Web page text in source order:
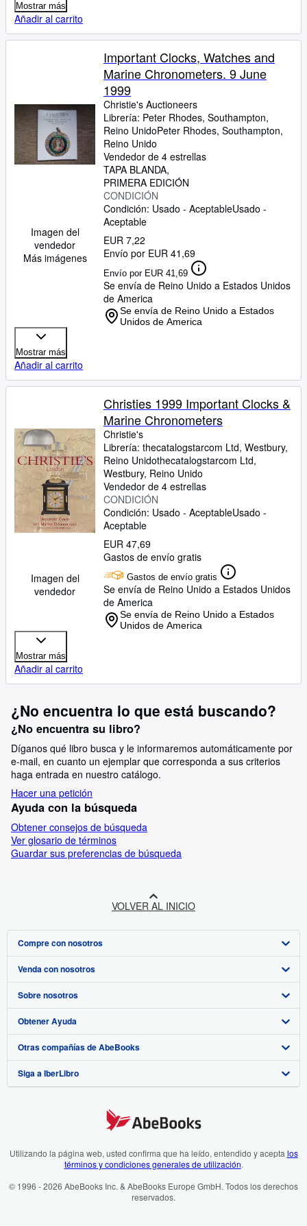
Mostrar más
Añadir al carrito
Imagen del
vendedor
Más imágenes
Important Clocks, Watches and
Marine Chronometers. 9 June
1999
Christie's Auctioneers
Librería: Peter Rhodes, Southampton,
Reino UnidoPeter Rhodes, Southampton,
Reino Unido
Vendedor de 4 estrellas
TAPA BLANDA
PRIMERA EDICIÓN
CONDICIÓN
Condición: Usado - AceptableUsado -
Aceptable
EUR 7,22
Envío por EUR 41,69
Envío por EUR 41,69
Se envía de Reino Unido a Estados Unidos
de America
Se envía de Reino Unido a Estados
Unidos de America
Mostrar más
Añadir al carrito
Imagen del
vendedor
Christies 1999 Important Clocks &
Marine Chronometers
Christie's
Librería: thecatalogstarcom Ltd, Westbury,
Reino Unidothecatalogstarcom Ltd,
Westbury, Reino Unido
Vendedor de 4 estrellas
CONDICIÓN
Condición: Usado - AceptableUsado -
Aceptable
EUR 47,69
Gastos de envío gratis
Gastos de envío gratis
Se envía de Reino Unido a Estados Unidos
de America
Se envía de Reino Unido a Estados
Unidos de America
Mostrar más
Añadir al carrito
¿No encuentra lo que está buscando?
¿No encuentra su libro?
Díganos qué libro busca y le informaremos automáticamente por
e-mail, en cuanto un ejemplar que corresponda a sus criterios
haga entrada en nuestro catálogo.
Hacer una petición
Ayuda con la búsqueda
Obtener consejos de búsqueda
Ver glosario de términos
Guardar sus preferencias de búsqueda
VOLVER AL INICIO
Compre con nosotros
Búsqueda avanzada
Colecciones
Mi cuenta
Mis pedidos
Ver carrito
Venda con nosotros
Comenzar a vender
Únase a nuestro programa de afiliados
Recomiende un vendedor
Sobre nosotros
Sobre IberLibro
Medios
Empleo
Preferencias de cookies
Aviso de cookies
Obtener Ayuda
Preguntas frecuentes y guías
Atención al Cliente
Otras compañías de AbeBooks
AbeBooks.com
AbeBooks.fr
Siga a IberLibro
Utilizando la página web, usted confirma que ha leído, entendido y acepta los
términos y condiciones generales de utilización.
© 1996 - 2026 AbeBooks Inc. & AbeBooks Europe GmbH. Todos los derechos
reservados.